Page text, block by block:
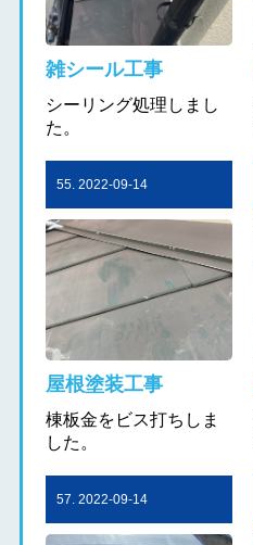
雑シール工事
シーリング処理しまし
た。
55. 2022-09-14
屋根塗装工事
棟板金をビス打ちしま
した。
57. 2022-09-14